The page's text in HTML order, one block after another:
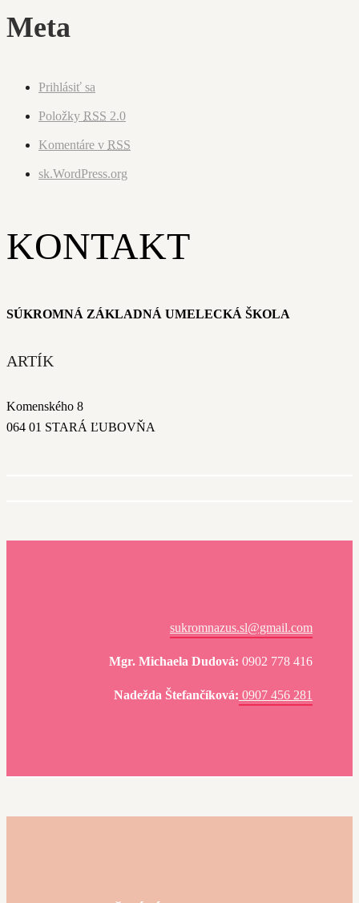
Meta
Prihlásiť sa
Položky RSS 2.0
Komentáre v RSS
sk.WordPress.org
KONTAKT
SÚKROMNÁ ZÁKLADNÁ UMELECKÁ ŠKOLA
ARTÍK
Komenského 8
064 01 STARÁ ĽUBOVŇA
sukromnazus.sl@gmail.com
Mgr. Michaela Dudová: 0902 778 416
Nadežda Štefančíková: 0907 456 281